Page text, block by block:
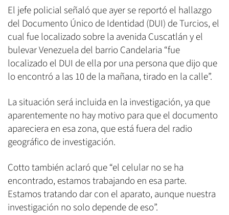
El jefe policial señaló que ayer se reportó el hallazgo
del Documento Único de Identidad (DUI) de Turcios, el
cual fue localizado sobre la avenida Cuscatlán y el
bulevar Venezuela del barrio Candelaria “fue
localizado el DUI de ella por una persona que dijo que
lo encontró a las 10 de la mañana, tirado en la calle”.
La situación será incluida en la investigación, ya que
aparentemente no hay motivo para que el documento
apareciera en esa zona, que está fuera del radio
geográfico de investigación.
Cotto también aclaró que “el celular no se ha
encontrado, estamos trabajando en esa parte.
Estamos tratando dar con el aparato, aunque nuestra
investigación no solo depende de eso”.